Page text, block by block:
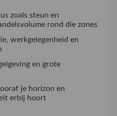
zoals steun en
rond die zones
werkgelegenheid en
en grote
je horizon en
erbij hoort